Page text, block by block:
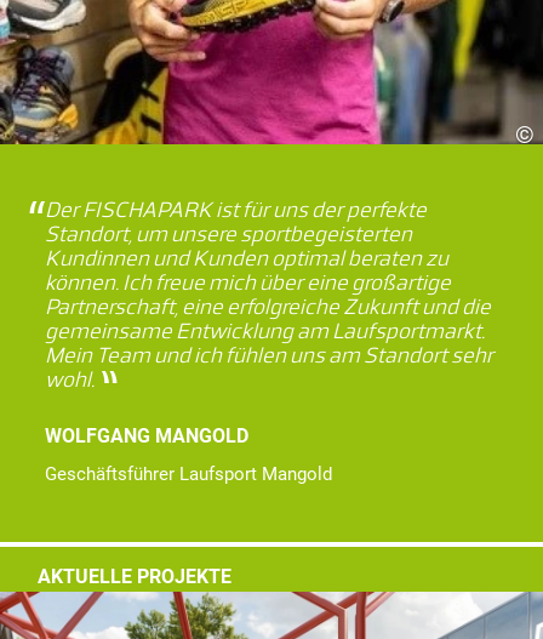
©
Der FISCHAPARK ist für uns der perfekte
Standort, um unsere sportbegeisterten
Kundinnen und Kunden optimal beraten zu
können. Ich freue mich über eine großartige
Partnerschaft, eine erfolgreiche Zukunft und die
gemeinsame Entwicklung am Laufsportmarkt.
Mein Team und ich fühlen uns am Standort sehr
wohl.
WOLFGANG MANGOLD
Geschäftsführer Laufsport Mangold
AKTUELLE PROJEKTE